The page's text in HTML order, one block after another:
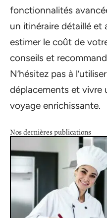
fonctionnalités
un itinéraire détaillé et
estimer le coût de
conseils et
N’hésitez pas à
déplacements et vivre
voyage enrichissante.
Nos dernières publications